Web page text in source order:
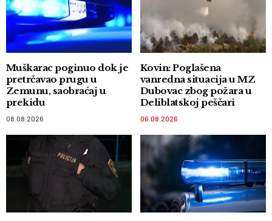
Muškarac poginuo dok je
pretrčavao prugu u
Zemunu, saobraćaj u
prekidu
08.08.2026
Kovin: Poglašena
vanredna situacija u MZ
Dubovac zbog požara u
Deliblatskoj peščari
06.08.2026